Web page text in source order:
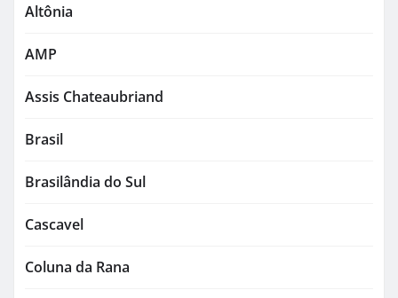
Altônia
AMP
Assis Chateaubriand
Brasil
Brasilândia do Sul
Cascavel
Coluna da Rana